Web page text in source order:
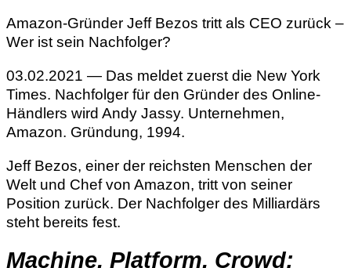
Amazon-Gründer Jeff Bezos tritt als CEO zurück –
Wer ist sein Nachfolger?
03.02.2021 — Das meldet zuerst die New York
Times. Nachfolger für den Gründer des Online-
Händlers wird Andy Jassy. Unternehmen,
Amazon. Gründung, 1994.
Jeff Bezos, einer der reichsten Menschen der
Welt und Chef von Amazon, tritt von seiner
Position zurück. Der Nachfolger des Milliardärs
steht bereits fest.
Machine, Platform, Crowd: